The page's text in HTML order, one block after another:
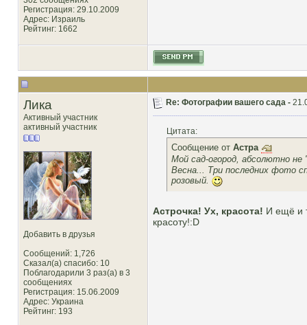
Регистрация: 29.10.2009
Адрес: Израиль
Рейтинг: 1662
Лика
Активный участник
активный участник
Добавить в друзья
Сообщений: 1,726
Сказал(а) спасибо: 10
Поблагодарили 3 раз(а) в 3
сообщениях
Регистрация: 15.06.2009
Адрес: Украина
Рейтинг: 193
Re: Фотографии вашего сада -
Цитата:
Сообщение от Астра
Мой сад-огород, абсолютно
Весна... Три последних фото
розовый.
Астрочка! Ух, красота! И ещё и
красоту!:D